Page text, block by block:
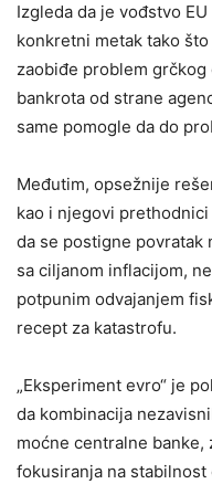
Izgleda da je vođstvo
konkretni metak tako
zaobiđe problem
bankrota od strane
same pomogle da do
Međutim, opsežnije
kao i njegovi
da se postigne povratak
sa ciljanom inflacijom,
potpunim odvajanjem
recept za katastrofu.
„Eksperiment evro“ je
da kombinacija
moćne centralne
fokusiranja na